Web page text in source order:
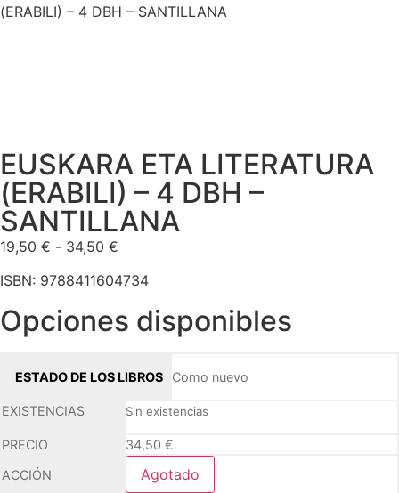
(ERABILI) – 4 DBH – SANTILLANA
EUSKARA ETA LITERATURA
(ERABILI) – 4 DBH –
SANTILLANA
19,50 € - 34,50 €
ISBN: 9788411604734
Opciones disponibles
Como nuevo
Sin existencias
34,50 €
Agotado